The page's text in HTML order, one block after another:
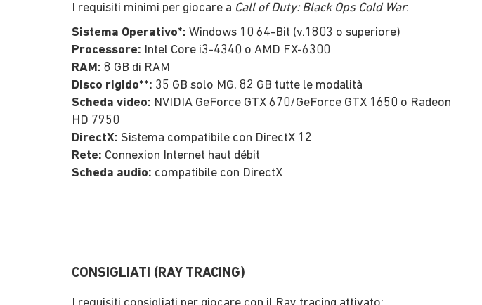
I requisiti minimi per giocare a Call of Duty: Black Ops Cold War:
Sistema Operativo*: Windows 10 64-Bit (v.1803 o superiore)
Processore: Intel Core i3-4340 o AMD FX-6300
RAM: 8 GB di RAM
Disco rigido**: 35 GB solo MG, 82 GB tutte le modalità
Scheda video: NVIDIA GeForce GTX 670/GeForce GTX 1650 o Radeon
HD 7950
DirectX: Sistema compatibile con DirectX 12
Rete: Connexion Internet haut débit
Scheda audio: compatibile con DirectX
CONSIGLIATI (RAY TRACING)